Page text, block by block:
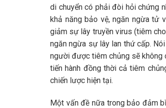
di chuyển có phải đòi hỏi chứng
khả năng bảo vệ, ngăn ngừa tử
giảm sự lây truyền virus (tiêm
ngăn ngừa sự lây lan thứ cấp.
người được tiêm chủng sẽ không
tiến hành đồng thời cả tiêm
chiến lược hiện tại.
Một vấn đề nữa trong bảo đảm